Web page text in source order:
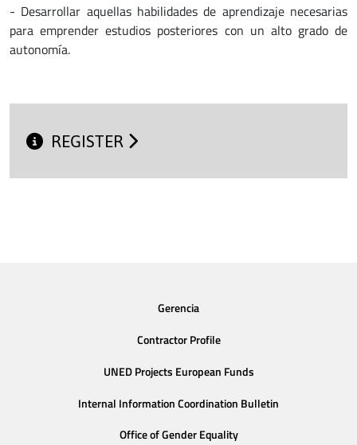
- Desarrollar aquellas habilidades de aprendizaje necesarias
para emprender estudios posteriores con un alto grado de
autonomía.
REGISTER
Gerencia
Contractor Profile
UNED Projects European Funds
Internal Information Coordination Bulletin
Office of Gender Equality